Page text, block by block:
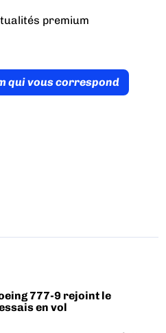
premium
qui vous correspond
777-9 rejoint le
en vol